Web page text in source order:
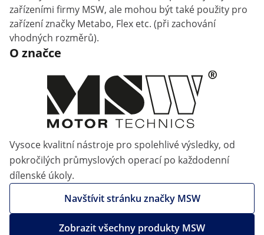
zařízeními firmy MSW, ale mohou být také použity pro
zařízení značky Metabo, Flex etc. (při zachování
vhodných rozměrů).
O značce
Vysoce kvalitní nástroje pro spolehlivé výsledky, od
pokročilých průmyslových operací po každodenní
dílenské úkoly.
Navštívit stránku značky MSW
Zobrazit všechny produkty MSW